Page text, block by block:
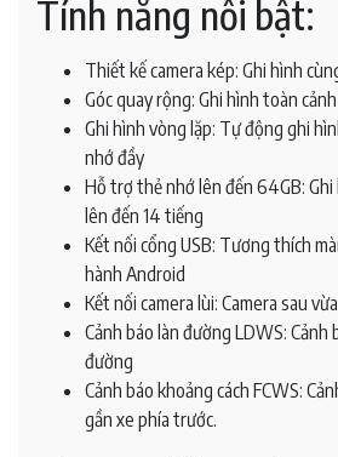
Tính năng nổi bật:
Thiết kế camera kép: Ghi hình
Góc quay rộng: Ghi hình toàn
Ghi hình vòng lặp: Tự động ghi
nhớ đầy
Hỗ trợ thẻ nhớ lên đến 64GB:
lên đến 14 tiếng
Kết nối cổng USB: Tương thích
hành Android
Kết nối camera lùi: Camera sau
Cảnh báo làn đường LDWS: Cảnh
đường
Cảnh báo khoảng cách FCWS:
gần xe phía trước.